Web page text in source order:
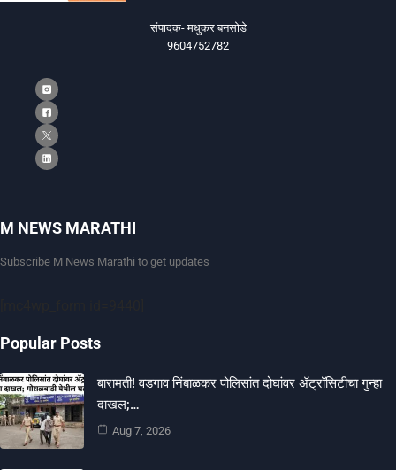
संपादक- मधुकर बनसोडे
9604752782
M NEWS MARATHI
Subscribe M News Marathi to get updates
Popular Posts
बारामती! वडगाव निंबाळकर पोलिसांत दोघांवर ॲट्रॉसिटीचा गुन्हा
दाखल;…
Aug 7, 2026